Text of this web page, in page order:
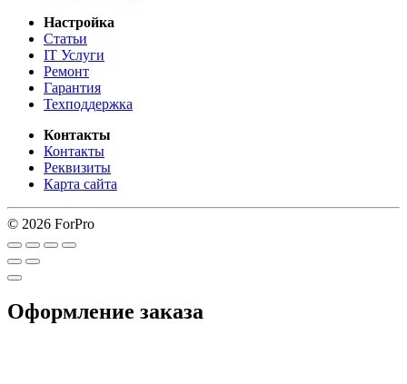
Настройка
Статьи
IT Услуги
Ремонт
Гарантия
Техподдержка
Контакты
Контакты
Реквизиты
Карта сайта
© 2026 ForPro
Оформление заказа